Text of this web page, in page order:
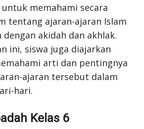
memahami secara
tentang ajaran-ajaran Islam
akidah dan akhlak.
ini, siswa juga diajarkan
arti dan pentingnya
ajaran tersebut dalam
hari.
Kelas 6